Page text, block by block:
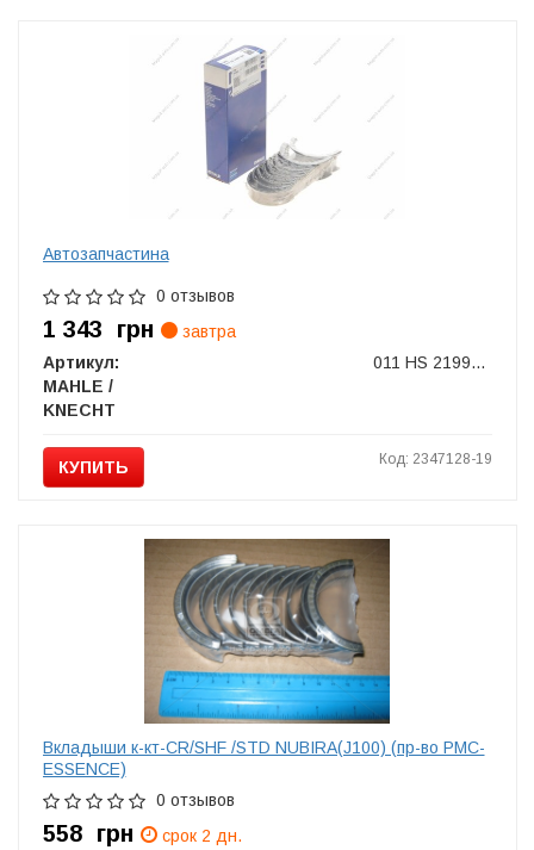
Автозапчастина
0 отзывов
1 343 грн
завтра
Артикул:
011 HS 21997 000
MAHLE /
KNECHT
КУПИТЬ Код: 2347128-19
Вкладыши к-кт-CR/SHF /STD NUBIRA(J100) (пр-во PMC-
ESSENCE)
0 отзывов
558 грн
срок 2 дн.